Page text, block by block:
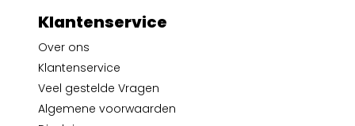
Klantenservice
Over ons
Klantenservice
Veel gestelde Vragen
Algemene voorwaarden